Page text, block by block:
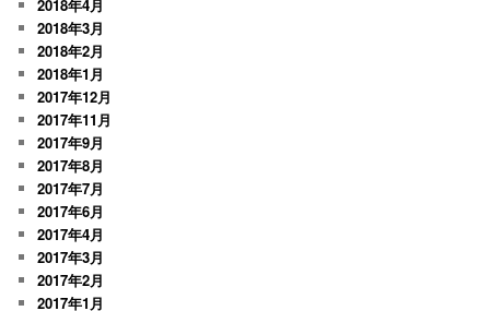
2018年4月
2018年3月
2018年2月
2018年1月
2017年12月
2017年11月
2017年9月
2017年8月
2017年7月
2017年6月
2017年4月
2017年3月
2017年2月
2017年1月